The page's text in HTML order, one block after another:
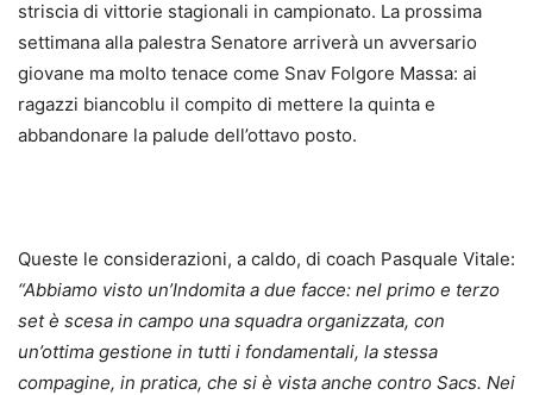
striscia di vittorie stagionali in campionato. La prossima
settimana alla palestra Senatore arriverà un avversario
giovane ma molto tenace come Snav Folgore Massa: ai
ragazzi biancoblu il compito di mettere la quinta e
abbandonare la palude dell’ottavo posto.
Queste le considerazioni, a caldo, di coach Pasquale Vitale:
“Abbiamo visto un’Indomita a due facce: nel primo e terzo
set è scesa in campo una squadra organizzata, con
un’ottima gestione in tutti i fondamentali, la stessa
compagine, in pratica, che si è vista anche contro Sacs. Nei